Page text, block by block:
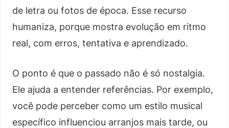
de letra ou fotos de época. Esse recurso
humaniza, porque mostra evolução em ritmo
real, com erros, tentativa e aprendizado.
O ponto é que o passado não é só nostalgia.
Ele ajuda a entender referências. Por exemplo,
você pode perceber como um estilo musical
específico influenciou arranjos mais tarde, ou